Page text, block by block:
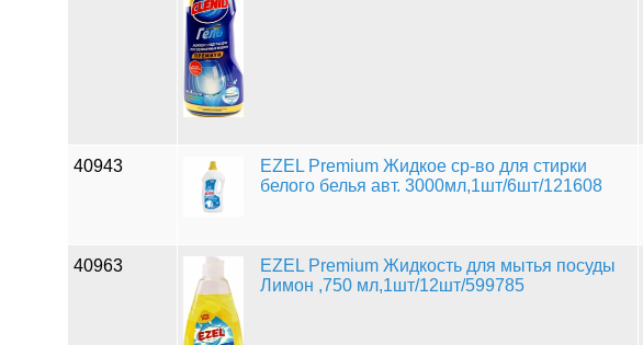
40943
EZEL Premium Жидкое ср-во для стирки
белого белья авт. 3000мл,1шт/6шт/121608
40963
EZEL Premium Жидкость для мытья посуды
Лимон ,750 мл,1шт/12шт/599785